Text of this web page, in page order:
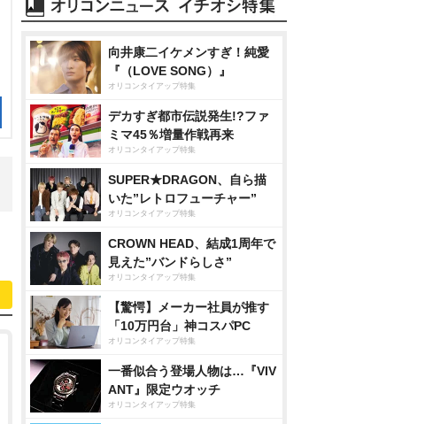
向井康二イケメンすぎ！純愛
『（LOVE SONG）』
オリコンタイアップ特集
デカすぎ都市伝説発生!?ファ
ミマ45％増量作戦再来
オリコンタイアップ特集
SUPER★DRAGON、自ら描
いた”レトロフューチャー”
オリコンタイアップ特集
CROWN HEAD、結成1周年で
見えた”バンドらしさ”
オリコンタイアップ特集
【驚愕】メーカー社員が推す
「10万円台」神コスパPC
オリコンタイアップ特集
一番似合う登場人物は…『VIV
ANT』限定ウオッチ
オリコンタイアップ特集